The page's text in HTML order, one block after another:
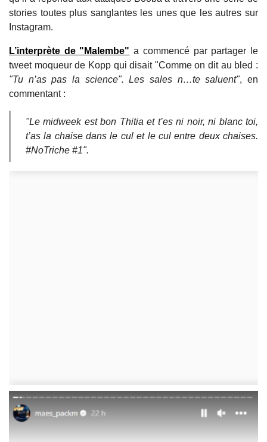
stories toutes plus sanglantes les unes que les autres sur
Instagram.
L’interprète de "Malembe" a commencé par partager le
tweet moqueur de Kopp qui disait "Comme on dit au bled :
"Tu n’as pas la science". Les sales n…te saluent", en
commentant :
"Le midweek est bon Thitia et t’es ni noir, ni blanc toi,
t’as la chaise dans le cul et le cul entre deux chaises.
#NoTriche #1".